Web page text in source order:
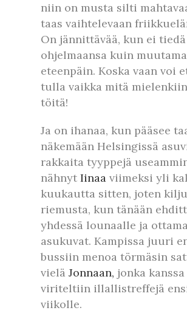
niin on musta silti
taas vaihtelevaan
On jännittävää, kun ei
ohjelmaansa kuin
eteenpäin. Koska vaan voi
tulla vaikka mitä
töitä!
Ja on ihanaa, kun pääsee
näkemään Helsingissä
rakkaita tyyppejä
nähnyt Iinaa viimeksi yli
kuukautta sitten, joten
riemusta, kun tänään
yhdessä lounaalle ja
asukuvat. Kampissa juuri
bussiin menoa törmäsin
vielä Jonnaan, jonka kanssa
viriteltiin illallistreffejä
viikolle.